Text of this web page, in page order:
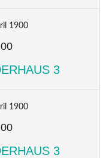
1900
3
1900
3